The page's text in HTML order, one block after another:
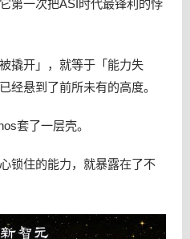
第一次把ASI时代最锋利的悖
撬开」，就等于「能力失
经悬到了前所未有的高度。
套了一层壳。
锁住的能力，就暴露在了不